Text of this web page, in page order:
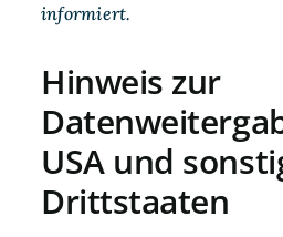
informiert.
Hinweis zur
USA und
Drittstaaten